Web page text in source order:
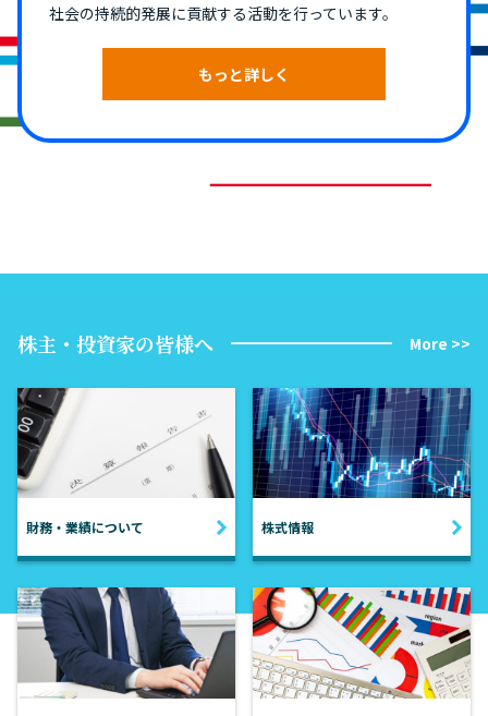
社会の持続的発展に貢献する活動を行っています。
もっと詳しく
株主・投資家の皆様へ More >>
財務・業績について 株式情報